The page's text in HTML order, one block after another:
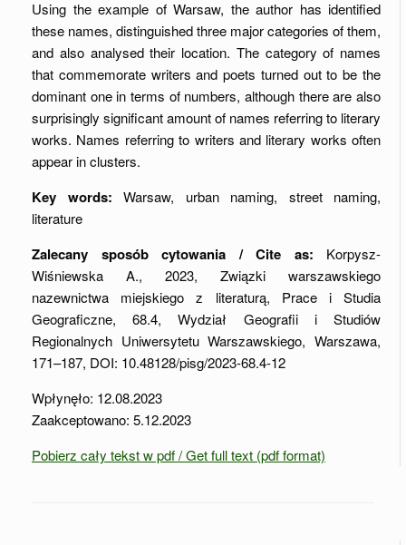
Using the example of Warsaw, the author has identified
these names, distinguished three major categories of them,
and also analysed their location. The category of names
that commemorate writers and poets turned out to be the
dominant one in terms of numbers, although there are also
surprisingly significant amount of names referring to literary
works. Names referring to writers and literary works often
appear in clusters.
Key words: Warsaw, urban naming, street naming,
literature
Zalecany sposób cytowania / Cite as: Korpysz-
Wiśniewska A., 2023, Związki warszawskiego
nazewnictwa miejskiego z literaturą, Prace i Studia
Geograficzne, 68.4, Wydział Geografii i Studiów
Regionalnych Uniwersytetu Warszawskiego, Warszawa,
171–187, DOI: 10.48128/pisg/2023-68.4-12
Wpłynęło: 12.08.2023
Zaakceptowano: 5.12.2023
Pobierz cały tekst w pdf / Get full text (pdf format)